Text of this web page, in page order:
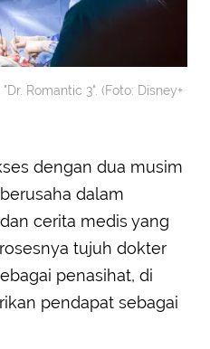
Romantic 3". (Foto: Disney+
dengan dua musim
dalam
cerita medis yang
tujuh dokter
penasihat, di
pendapat sebagai